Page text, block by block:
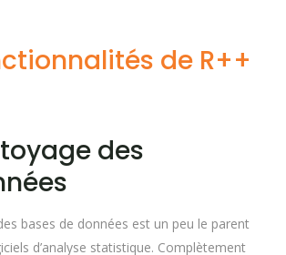
de R++
des
bases de données est un peu le parent
d’analyse statistique. Complètement